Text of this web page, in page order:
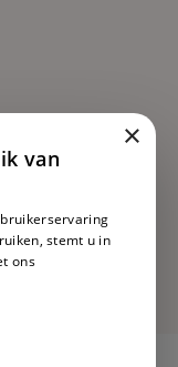
×
van
stemt u in
ons